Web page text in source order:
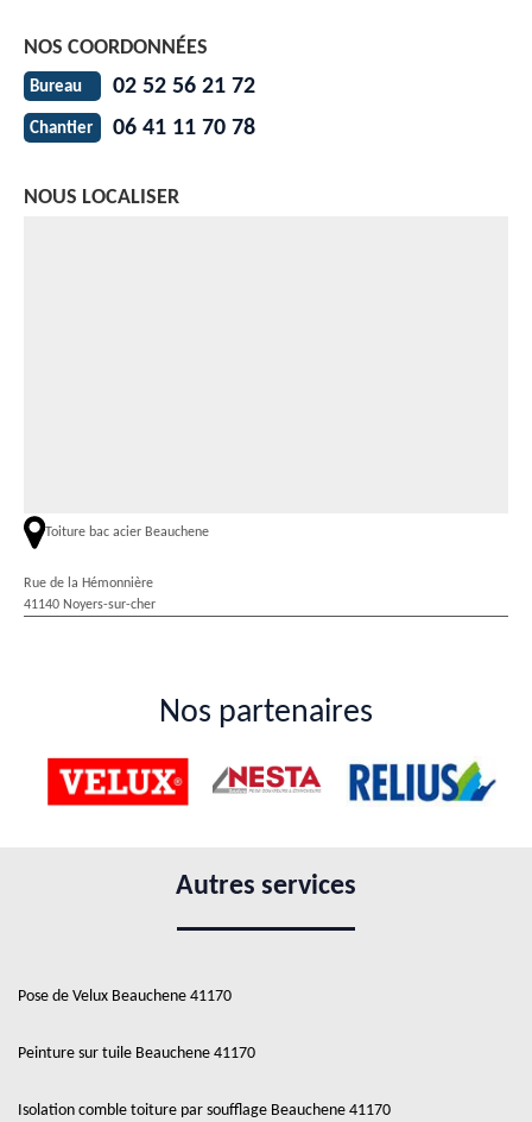
NOS COORDONNÉES
Bureau 02 52 56 21 72
Chantier 06 41 11 70 78
NOUS LOCALISER
Toiture bac acier Beauchene
Rue de la Hémonnière
41140 Noyers-sur-cher
Nos partenaires
Autres services
Pose de Velux Beauchene 41170
Peinture sur tuile Beauchene 41170
Isolation comble toiture par soufflage Beauchene 41170